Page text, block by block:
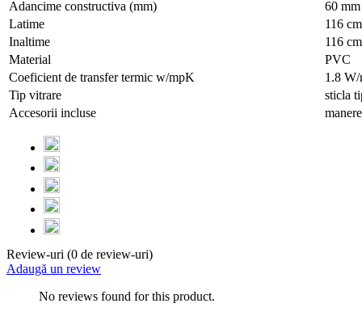
Adancime constructiva (mm)
60 mm
Latime
116 cm
Inaltime
116 cm
Material
PVC
Coeficient de transfer termic w/mpK
1.8 W/
Tip vitrare
sticla
Accesorii incluse
Review-uri (0 de review-uri)
Adaugă un review
No reviews found for this product.